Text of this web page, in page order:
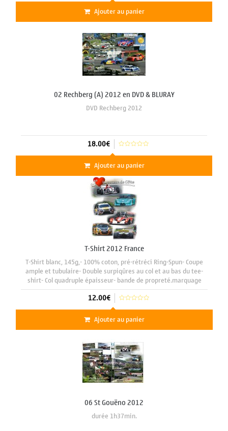
Ajouter au panier
02 Rechberg (A) 2012 en DVD & BLURAY
DVD Rechberg 2012
18.00€
Ajouter au panier
T-Shirt 2012 France
T-Shirt blanc, 145g,- 100% coton, pré-rétréci Ring-Spun- Coupe
ample et tubulaire- Double surpiqûres au col et au bas du tee-
shirt- Col quadruple épaisseur- bande de propreté.marquage
face avant format A3 29 x 42 cm
12.00€
Ajouter au panier
06 St Gouëno 2012
durée 1h37min.